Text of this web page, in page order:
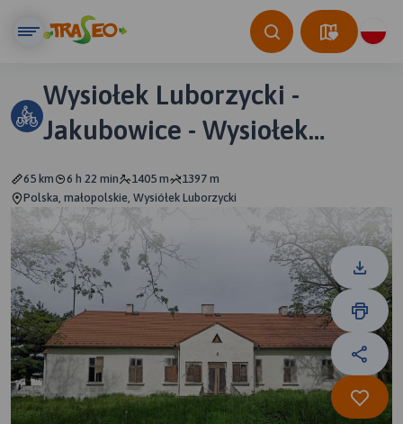
Wysiołek Luborzycki -
Jakubowice - Wysiołek
65 km 6 h 22 min 1405 m
1397 m
Polska, małopolskie, Wysiółek Luborzycki